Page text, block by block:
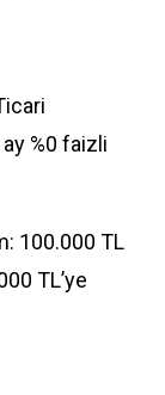
%0 faizli
100.000 TL
TL’ye